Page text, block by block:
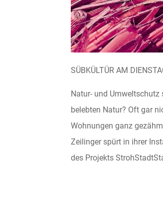
SÜBKÜLTÜR AM
Natur- und
belebten Natur? Oft gar
Wohnungen ganz
Zeilinger spürt in ihrer
des Projekts